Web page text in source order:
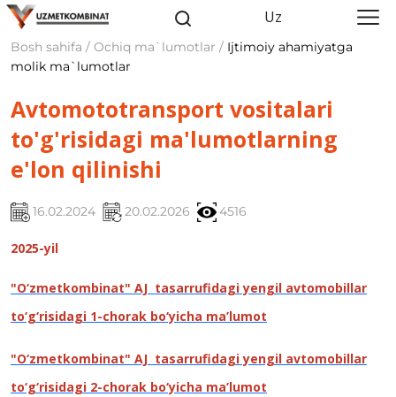
Uz
Bosh sahifa / Ochiq ma`lumotlar / Ijtimoiy ahamiyatga
molik ma`lumotlar
Avtomototransport vositalari
to'g'risidagi ma'lumotlarning
e'lon qilinishi
16.02.2024 20.02.2026 4516
2025-yil
"O‘zmetkombinat" AJ tasarrufidagi yengil avtomobillar
to‘g‘risidagi 1-chorak bo‘yicha ma’lumot
"O‘zmetkombinat" AJ tasarrufidagi yengil avtomobillar
to‘g‘risidagi 2-chorak bo‘yicha ma’lumot